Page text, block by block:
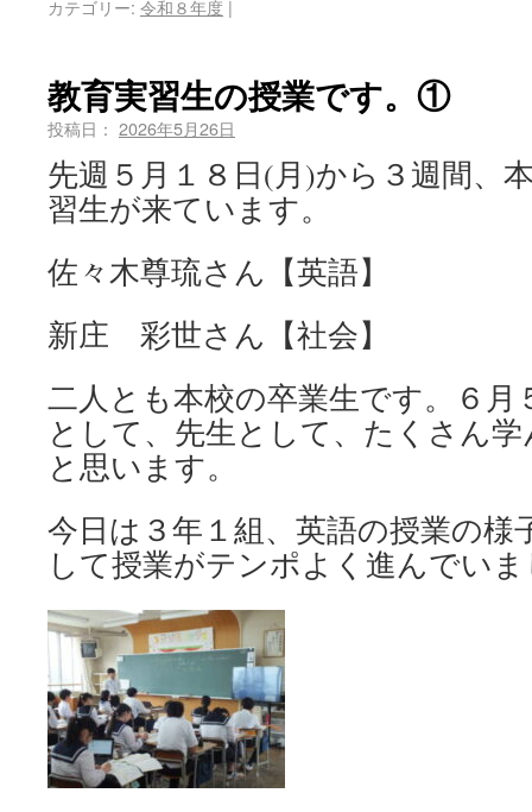
カテゴリー: 令和８年度 |
教育実習生の授業です。①
投稿日： 2026年5月26日
先週５月１８日(月)から３週間、
習生が来ています。
佐々木尊琉さん【英語】
新庄 彩世さん【社会】
二人とも本校の卒業生です。６月
として、先生として、たくさん
と思います。
今日は３年１組、英語の授業の様
して授業がテンポよく進んでい